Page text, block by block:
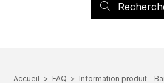
Accueil FAQ Information produit –